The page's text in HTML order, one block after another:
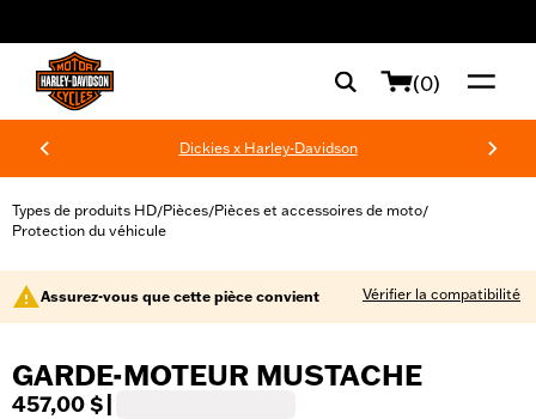
(0)
Dickies x Harley-Davidson
Types de produits HD/Pièces/Pièces et accessoires de moto/
Protection du véhicule
Assurez-vous que cette pièce convient Vérifier la compatibilité
GARDE-MOTEUR MUSTACHE
457,00 $